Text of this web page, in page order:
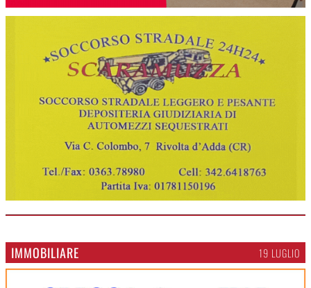
IMMOBILIARE 19 LUGLIO